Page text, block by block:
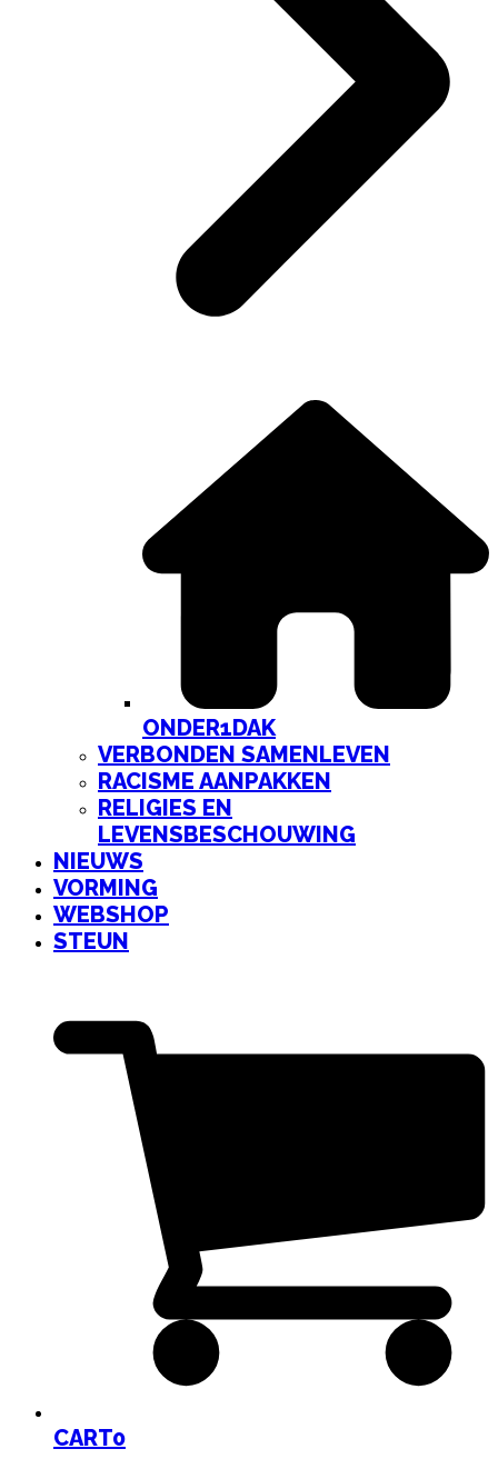
ONDER1DAK
VERBONDEN SAMENLEVEN
RACISME AANPAKKEN
RELIGIES EN
LEVENSBESCHOUWING
NIEUWS
VORMING
WEBSHOP
STEUN
CART0